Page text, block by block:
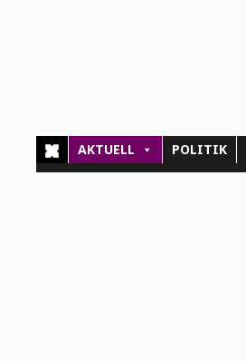
AKTUELL POLITIK